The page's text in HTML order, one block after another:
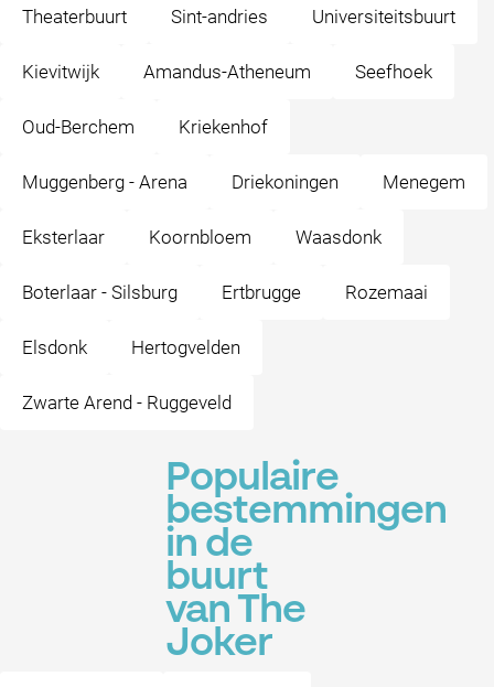
Theaterbuurt Sint-andries Universiteitsbuurt
Kievitwijk Amandus-Atheneum Seefhoek
Oud-Berchem Kriekenhof
Muggenberg - Arena Driekoningen Menegem
Eksterlaar Koornbloem Waasdonk
Boterlaar - Silsburg Ertbrugge Rozemaai
Elsdonk Hertogvelden
Zwarte Arend - Ruggeveld
Populaire
bestemmingen
in de
buurt
van The
Joker